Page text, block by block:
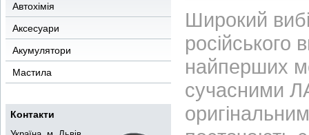
Автохімія
Аксесуари
Акумулятори
Мастила
Контакти
Широкий
найперших
сучасними